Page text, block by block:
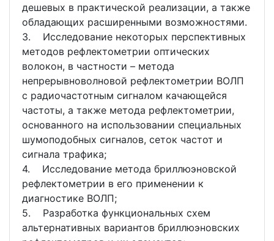
дешевых в практической реализации, а также
обладающих расширенными возможностями.
3. Исследование некоторых перспективных
методов рефлектометрии оптических
волокон, в частности – метода
непрерывноволновой рефлектометрии ВОЛП
с радиочастотным сигналом качающейся
частоты, а также метода рефлектометрии,
основанного на использовании специальных
шумоподобных сигналов, сеток частот и
сигнала трафика;
4. Исследование метода бриллюэновской
рефлектометрии в его применении к
диагностике ВОЛП;
5. Разработка функциональных схем
альтернативных вариантов бриллюэновских